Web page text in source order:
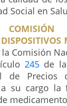
Social en
Comisión
245 de
de Precios
su cargo